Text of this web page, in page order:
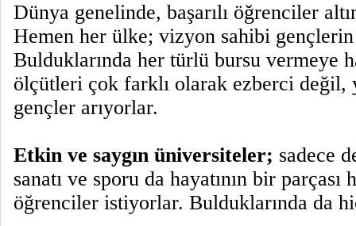
Dünya genelinde, başarılı öğrenciler
Hemen her ülke; vizyon sahibi
Bulduklarında her türlü bursu vermeye
ölçütleri çok farklı olarak ezberci değil,
gençler arıyorlar.
Etkin ve saygın üniversiteler; sadece
sanatı ve sporu da hayatının bir parçası
öğrenciler istiyorlar. Bulduklarında da